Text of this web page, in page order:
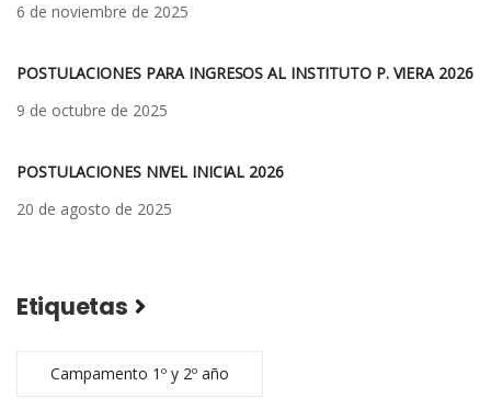
6 de noviembre de 2025
POSTULACIONES PARA INGRESOS AL INSTITUTO P. VIERA 2026
9 de octubre de 2025
POSTULACIONES NIVEL INICIAL 2026
20 de agosto de 2025
Etiquetas
Campamento 1º y 2º año